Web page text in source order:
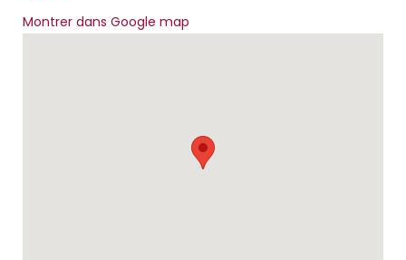
Montrer dans Google map